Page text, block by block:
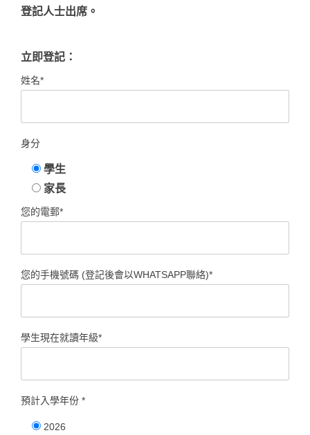
登記人士出席。
立即登記：
姓名*
身分
學生
家長
您的電郵*
您的手機號碼 (登記後會以WHATSAPP聯絡)*
學生現在就讀年級*
預計入學年份 *
2026